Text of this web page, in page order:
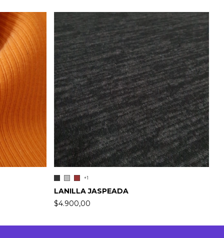
+1
LANILLA JASPEADA
$4.900,00